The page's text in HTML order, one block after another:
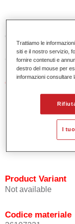
colori con
produrre tutte le
autovetture.
Caratteristiche
Applicazione
Essiccazione
Elevata
Eccezionale
Conforme alla
Product Variant
Not available
Codice materiale
Trattiamo le
siti e il nostro servizio,
fornire contenuti e
destro del mouse per
informazioni consultare
I